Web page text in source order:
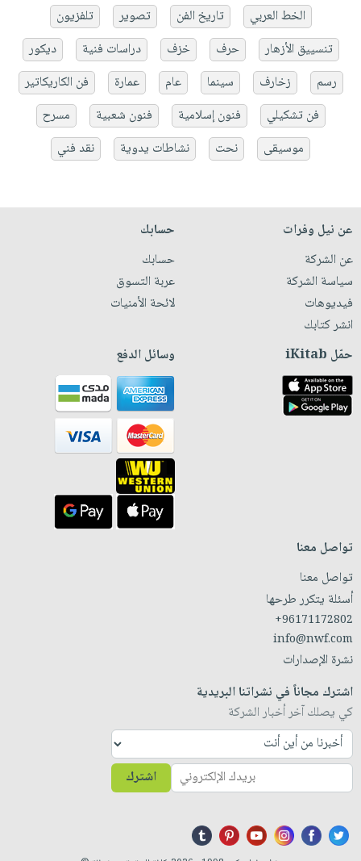
الخط العربي تاريخ الفن تصوير
تلفزيون
تنسييق الأزهار
حرف خزف دراسات فنية
ديكور
رسم
زخارف سينما عام عمارة
فن الكاريكاتير
فن تشكيلي
فنون إسلامية فنون شعبية
مسرح
موسيقى
نحت نشاطات يدوية نقد فني
عن نيل وفرات
عن الشركة
سياسة الشركة
فيديوهات
انشر كتابك
حسابك
حسابك
عربة التسوق
لائحة الأمنيات
حمّل iKitab وسائل الدفع
تواصل معنا
تواصل معنا
أسئلة يتكرر طرحها
+96171172802
info@nwf.com
نشرة الإصدارات
اشترك مجاناً في نشراتنا البريدية
كي يصلك آخر أخبار الشركة
اشترك